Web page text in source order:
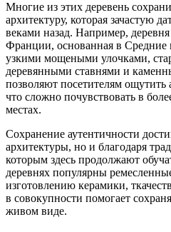
Многие из этих деревень
архитектуру, которая зачастую
веками назад. Например,
Франции, основанная в Средние
узкими мощеными улочками,
деревянными ставнями и
позволяют посетителям
что сложно почувствовать в
местах.
Сохранение аутентичности
архитектуры, но и благодаря
которым здесь продолжают
деревнях популярны
изготовлению керамики,
в совокупности помогает
живом виде.